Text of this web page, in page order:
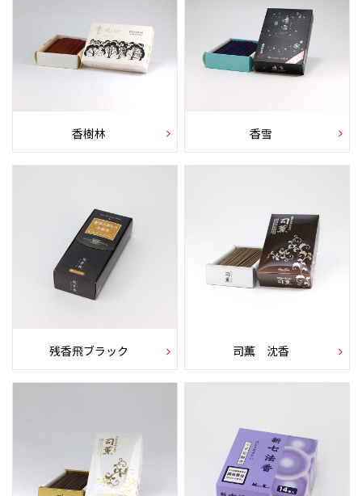
香樹林 香雪
残香飛ブラック 司薫 沈香